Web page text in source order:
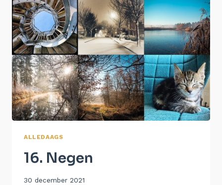
ALLEDAAGS
16. Negen
Door
30 december 2021